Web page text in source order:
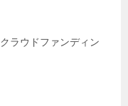
ラウドファンディン